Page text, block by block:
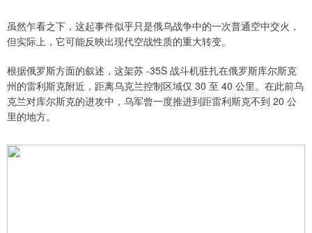
虽然乍看之下，这起事件似乎只是俄乌战争中的一次普通空中交火，
但实际上，它可能反映出现代空战性质的重大转变。
根据俄罗斯方面的叙述，这架苏 -35S 战斗机驻扎在俄罗斯库尔斯克
州的雷利斯克附近，距离乌克兰控制区域仅 30 至 40 公里。在此前乌
克兰对库尔斯克的进攻中，乌军曾一度推进到距雷利斯克不到 20 公
里的地方。